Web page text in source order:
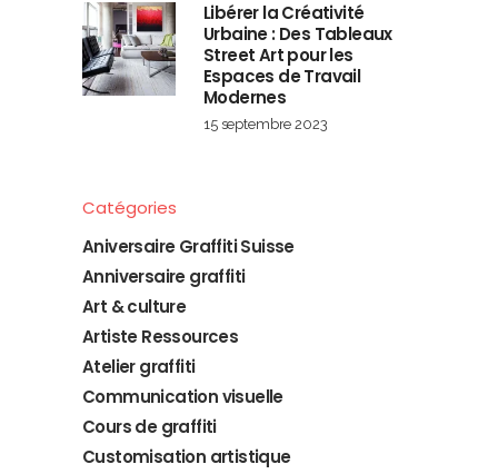
Libérer la Créativité
Urbaine : Des Tableaux
Street Art pour les
Espaces de Travail
Modernes
15 septembre 2023
Catégories
Aniversaire Graffiti Suisse
Anniversaire graffiti
Art & culture
Artiste Ressources
Atelier graffiti
Communication visuelle
Cours de graffiti
Customisation artistique